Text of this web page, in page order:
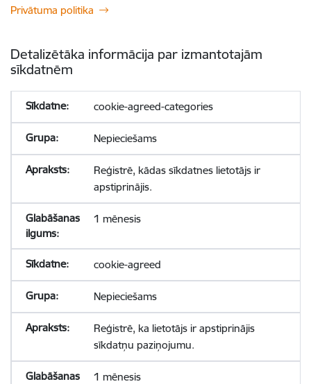
Privātuma politika
Detalizētāka informācija par izmantotajām
sīkdatnēm
cookie-agreed-categories
Nepieciešams
Reģistrē, kādas sīkdatnes lietotājs ir
apstiprinājis.
1 mēnesis
cookie-agreed
Nepieciešams
Reģistrē, ka lietotājs ir apstiprinājis
sīkdatņu paziņojumu.
1 mēnesis